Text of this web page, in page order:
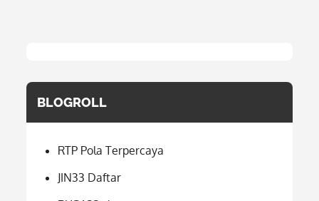
BLOGROLL
RTP Pola Terpercaya
JIN33 Daftar